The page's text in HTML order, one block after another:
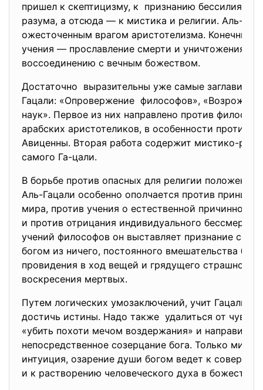
пришел к скептицизму, к признанию бессилия
разума, а отсюда — к мистика и религии. Аль-
ожесточенным врагом аристотелизма. Конечный
учения — прославление смерти и уничтожения
воссоединению с вечным божеством.
Достаточно выразительны уже самые заглавия
Гацали: «Опровержение философов»,
наук». Первое из них направлено против
арабских аристотеликов, в особенности против
Авиценны. Вторая работа содержит мистико-
самого Га-цали.
В борьбе против опасных для религии положений
Аль-Гацали особенно ополчается против
мира, против учения о естественной причинной
и против отрицания индивидуального
учений философов он выставляет признание
богом из ничего, постоянного вмешательства
провидения в ход вещей и грядущего страшного
воскресения мертвых.
Путем логических умозаключений, учит Гацали,
достичь истины. Надо также удалиться от
«убить похоти мечом воздержания» и направить
непосредственное созерцание бога. Только
интуиция, озарение души богом ведет к
и к растворению человеческого духа в божестве.